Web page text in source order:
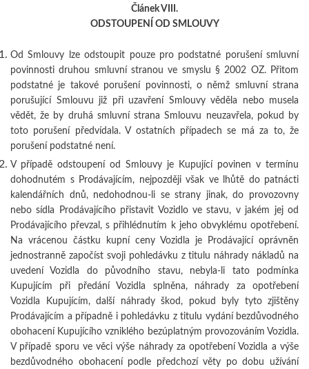
Článek VIII.
ODSTOUPENÍ OD SMLOUVY
Od Smlouvy lze odstoupit pouze pro podstatné porušení smluvní
povinnosti druhou smluvní stranou ve smyslu § 2002 OZ. Přitom
podstatné je takové porušení povinnosti, o němž smluvní strana
porušující Smlouvu již při uzavření Smlouvy věděla nebo musela
vědět, že by druhá smluvní strana Smlouvu neuzavřela, pokud by
toto porušení předvídala. V ostatních případech se má za to, že
porušení podstatné není.
V případě odstoupení od Smlouvy je Kupující povinen v termínu
dohodnutém s Prodávajícím, nejpozději však ve lhůtě do patnácti
kalendářních dnů, nedohodnou-li se strany jinak, do provozovny
nebo sídla Prodávajícího přistavit Vozidlo ve stavu, v jakém jej od
Prodávajícího převzal, s přihlédnutím k jeho obvyklému opotřebení.
Na vrácenou částku kupní ceny Vozidla je Prodávající oprávněn
jednostranně započíst svoji pohledávku z titulu náhrady nákladů na
uvedení Vozidla do původního stavu, nebyla-li tato podmínka
Kupujícím při předání Vozidla splněna, náhrady za opotřebení
Vozidla Kupujícím, další náhrady škod, pokud byly tyto zjištěny
Prodávajícím a případně i pohledávku z titulu vydání bezdůvodného
obohacení Kupujícího vzniklého bezúplatným provozováním Vozidla.
V případě sporu ve věci výše náhrady za opotřebení Vozidla a výše
bezdůvodného obohacení podle předchozí věty po dobu užívání